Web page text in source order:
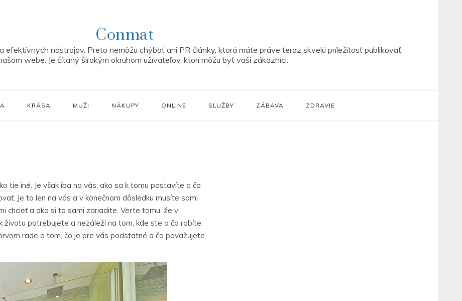
Conmat
efektívnych nástrojov. Preto nemôžu chýbať ani PR články, ktorá máte práve teraz skvelú príležitosť publikovať
webe. Je čítaný širokým okruhom užívateľov, ktorí môžu byť vaši zákazníci.
KRÁSA MUŽI NÁKUPY ONLINE SLUŽBY ZÁBAVA ZDRAVIE
tie iné. Je však iba na vás, ako sa k tomu postavíte a čo
Je to len na vás a v konečnom dôsledku musíte sami
chcieť a ako si to sami zariadite. Verte tomu, že v
životu potrebujete a nezáleží na tom, kde ste a čo robíte.
rade o tom, čo je pre vás podstatné a čo považujete